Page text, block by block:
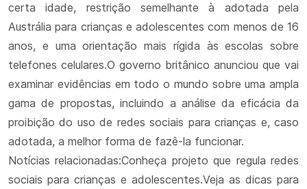
certa idade, restrição semelhante à adotada pela
Austrália para crianças e adolescentes com menos de 16
anos, e uma orientação mais rígida às escolas sobre
telefones celulares.O governo britânico anunciou que vai
examinar evidências em todo o mundo sobre uma ampla
gama de propostas, incluindo a análise da eficácia da
proibição do uso de redes sociais para crianças e, caso
adotada, a melhor forma de fazê-la funcionar.
Notícias relacionadas:Conheça projeto que regula redes
sociais para crianças e adolescentes.Veja as dicas para